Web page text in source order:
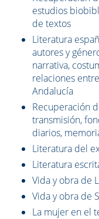
estudios
de textos
Literatura
autores y
narrativa,
relaciones
Andalucía
Recuperación
transmisión,
diarios,
Literatura del
Literatura
Vida y obra de
Vida y obra de
La mujer en el